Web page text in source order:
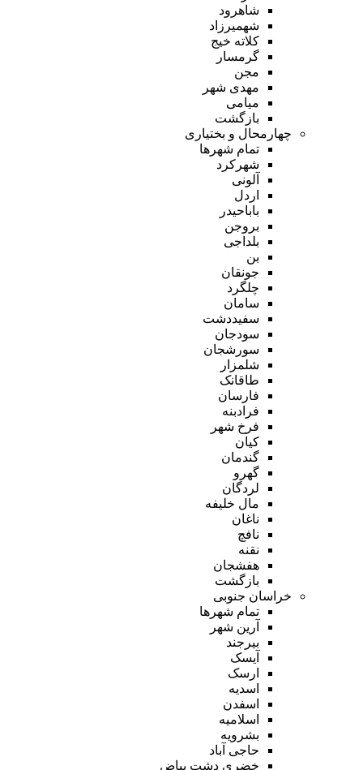
شاهرود
شهمیرزاد
کلاته خیج
گرمسار
مجن
مهدی شهر
میامی
بازگشت
چهارمحال و بختیاری
تمام شهر‌ها
شهرکرد
آلونی
اردل
باباحیدر
بروجن
بلداجی
بن
جونقان
چلگرد
سامان
سفیددشت
سودجان
سورشجان
شلمزار
طاقانک
فارسان
فرادبنه
فرخ شهر
کیان
گندمان
گهرو
لردگان
مال خلیفه
ناغان
نافچ
نقنه
هفشجان
بازگشت
خراسان جنوبی
تمام شهر‌ها
آرین شهر
بیرجند
آیسک
ارسک
اسدیه
اسفدن
اسلامیه
بشرویه
حاجی آباد
خضری دشت بیاض